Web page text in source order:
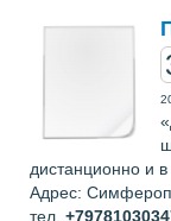
дистанционно и в
Адрес:
тел.